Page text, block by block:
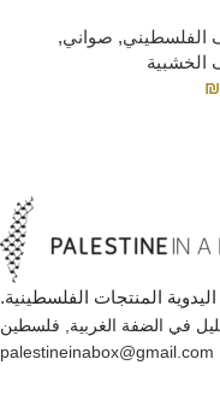
الفلسطيني, صواني,
الخشبية
₪
اليدوية المنتجات الفلسطينية.
في الضفة الغربية, فلسطين